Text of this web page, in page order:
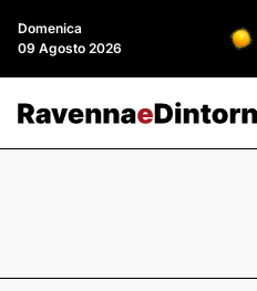
Domenica
09 Agosto 2026